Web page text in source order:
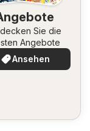
Sie die
Angebote
Ansehen